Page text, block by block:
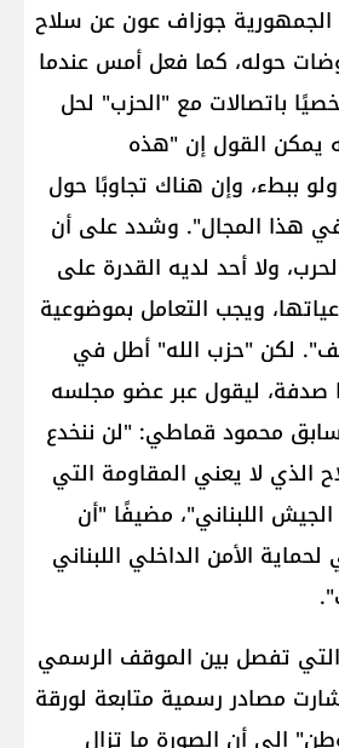
جوزاف عون عن سلاح
حوله، كما فعل أمس عندما
باتصالات مع "الحزب" لحل
يمكن القول إن "هذه
ببطء، وإن هناك تجاوبًا حول
في هذا المجال". وشدد على أن
ولا أحد لديه القدرة على
ويجب التعامل بموضوعية
لكن "حزب الله" أطل في
صدفة، ليقول عبر عضو مجلسه
محمود قماطي: "لن ننخدع
الذي لا يعني المقاومة التي
اللبناني"، مضيفًا "أن
الأمن الداخلي اللبناني
تفصل بين الموقف الرسمي
مصادر رسمية متابعة لورقة
إلى أن الصورة ما تزال